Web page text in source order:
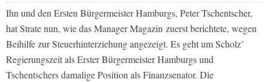
Ihn und den Ersten Bürgermeister Hamburgs, Peter Tschentscher,
hat Strate nun, wie dasManager Magazin zuerst berichtete, wegen
Beihilfe zur Steuerhinterziehung angezeigt. Es geht um Scholz’
Regierungszeit als Erster Bürgermeister Hamburgs und
Tschentschers damalige Position als Finanzsenator. Die